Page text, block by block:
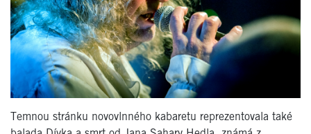
Temnou stránku novovlnného kabaretu reprezentovala také